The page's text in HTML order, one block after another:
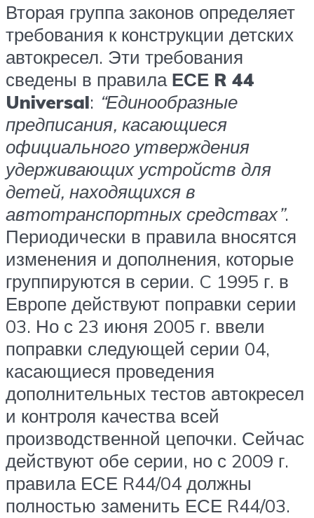
Вторая группа законов определяет
требования к конструкции детских
автокресел. Эти требования
сведены в правила ЕСЕ R 44
Universal: “Единообразные
предписания, касающиеся
официального утверждения
удерживающих устройств для
детей, находящихся в
автотранспортных средствах”.
Периодически в правила вносятся
изменения и дополнения, которые
группируются в серии. C 1995 г. в
Европе действуют поправки серии
03. Но с 23 июня 2005 г. ввели
поправки следующей серии 04,
касающиеся проведения
дополнительных тестов автокресел
и контроля качества всей
производственной цепочки. Сейчас
действуют обе серии, но с 2009 г.
правила ЕСЕ R44/04 должны
полностью заменить ЕСЕ R44/03.